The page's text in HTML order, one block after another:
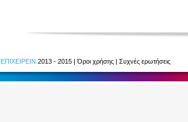
ΕΠΙΧΕΙΡΕΙΝ 2013 - 2015 |Όροι χρήσης | Συχνές ερωτήσεις